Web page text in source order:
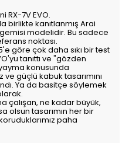
RX-7V EVO.
birlikte kanıtlanmış Arai
modelidir. Bu sadece
noktası.
göre çok daha sıkı bir test
tanıttı ve "gözden
konusunda
güçlü kabuk tasarımını
Ya da basitçe söylemek
çalışan, ne kadar büyük,
olsun tasarımın her bir
paha